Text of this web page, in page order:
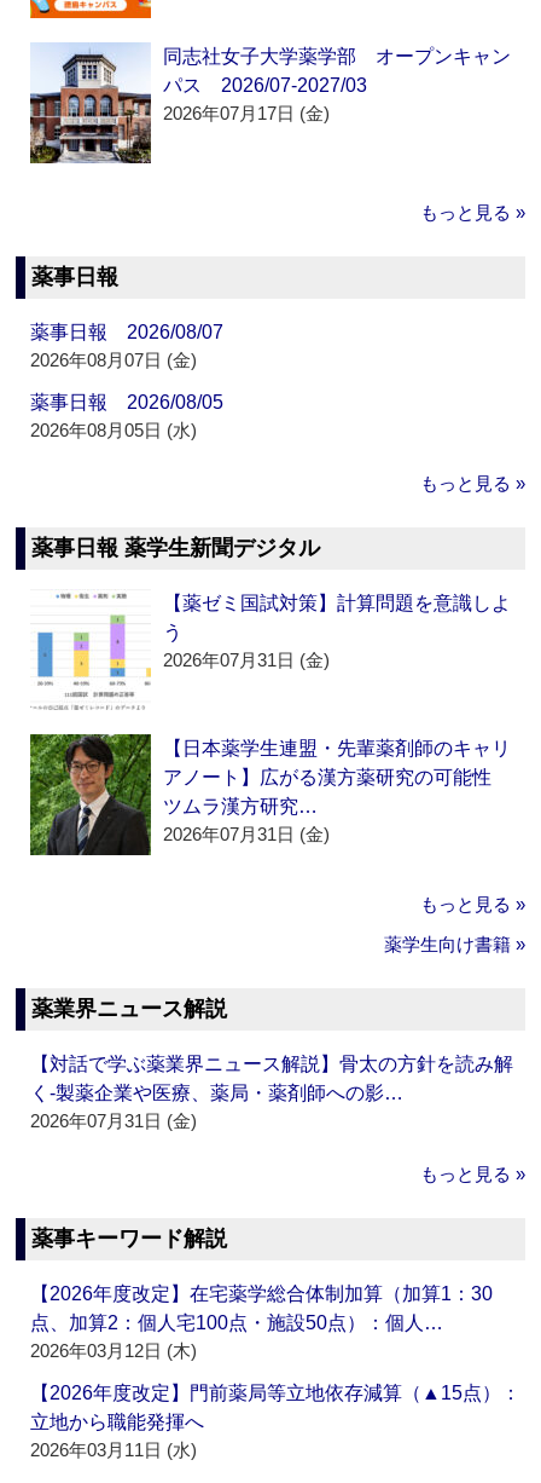
同志社女子大学薬学部 オープンキャン
パス 2026/07-2027/03
2026年07月17日 (金)
もっと見る »
薬事日報
薬事日報 2026/08/07
2026年08月07日 (金)
薬事日報 2026/08/05
2026年08月05日 (水)
もっと見る »
薬事日報 薬学生新聞デジタル
【薬ゼミ国試対策】計算問題を意識しよ
う
2026年07月31日 (金)
【日本薬学生連盟・先輩薬剤師のキャリ
アノート】広がる漢方薬研究の可能性
ツムラ漢方研究…
2026年07月31日 (金)
もっと見る »
薬学生向け書籍 »
薬業界ニュース解説
【対話で学ぶ薬業界ニュース解説】骨太の方針を読み解
く‐製薬企業や医療、薬局・薬剤師への影…
2026年07月31日 (金)
もっと見る »
薬事キーワード解説
【2026年度改定】在宅薬学総合体制加算（加算1：30
点、加算2：個人宅100点・施設50点）：個人…
2026年03月12日 (木)
【2026年度改定】門前薬局等立地依存減算（▲15点）：
立地から職能発揮へ
2026年03月11日 (水)